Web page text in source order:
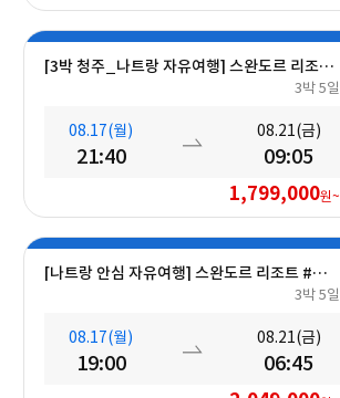
[3박 청주_나트랑 자유여행] 스완도르 리조트 #올인크루시브+오션뷰+미니바포함 5일
3박 5일
08.17(월)
21:40
08.21(금)
09:05
1,799,000원~
[나트랑 안심 자유여행] 스완도르 리조트 #올인크루시브+오션뷰+미니바 5일
3박 5일
08.17(월)
19:00
08.21(금)
06:45